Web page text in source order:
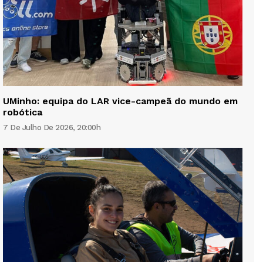
UMinho: equipa do LAR vice-campeã do mundo em
robótica
7 De Julho De 2026, 20:00h